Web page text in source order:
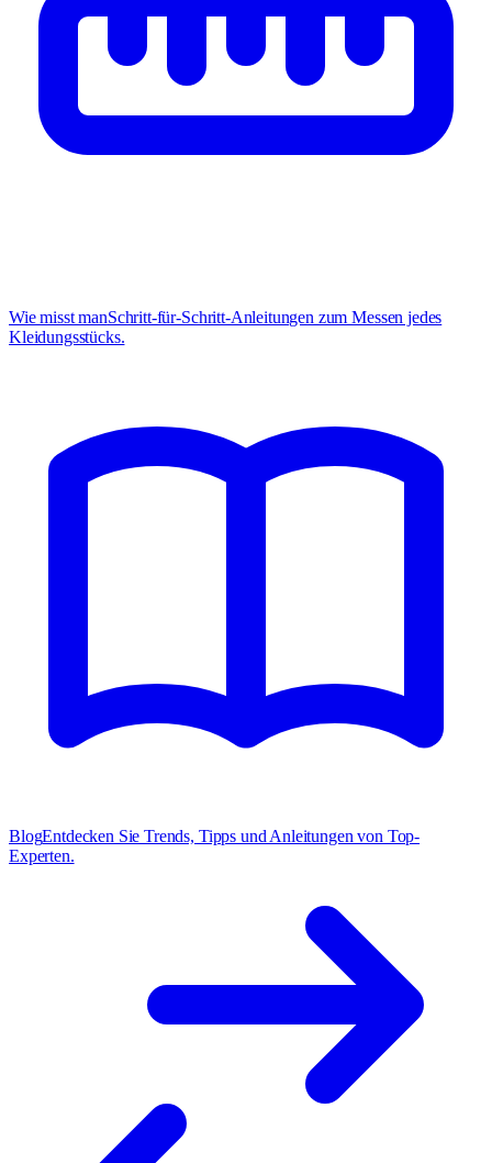
Wie misst manSchritt-für-Schritt-Anleitungen zum Messen jedes
Kleidungsstücks.
BlogEntdecken Sie Trends, Tipps und Anleitungen von Top-
Experten.